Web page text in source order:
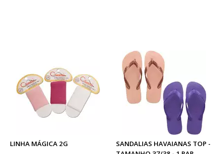
LINHA MÁGICA 2G
SANDALIAS HAVAIANAS TOP -